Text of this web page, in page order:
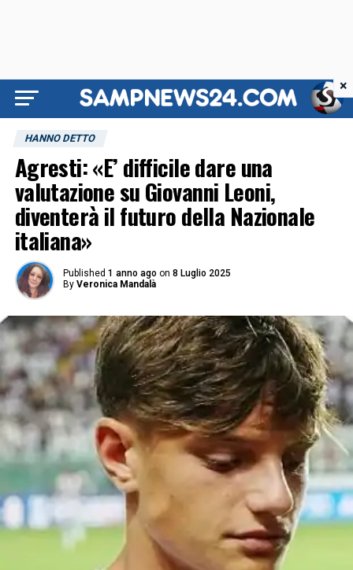
HANNO DETTO
Agresti: «E’ difficile dare una
valutazione su Giovanni Leoni,
diventerà il futuro della Nazionale
italiana»
Published 1 anno ago on 8 Luglio 2025
By Veronica Mandalà
×